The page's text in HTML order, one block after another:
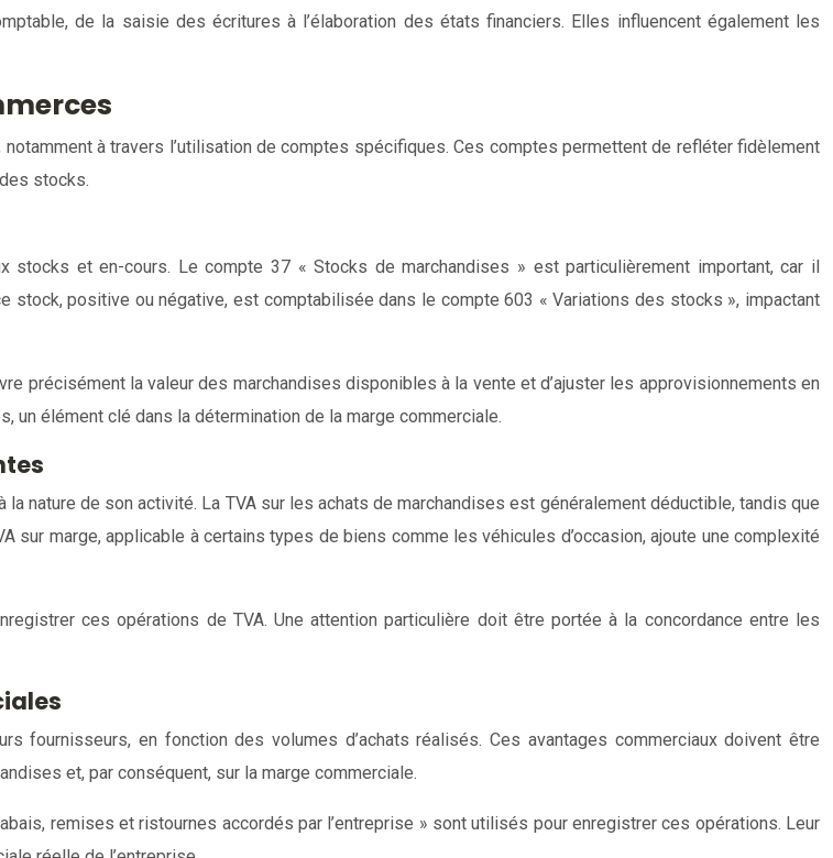
de la saisie des écritures à l’élaboration des états financiers. Elles influencent également les
à travers l’utilisation de comptes spécifiques. Ces comptes permettent de refléter fidèlement
stocks.
et en-cours. Le compte 37 « Stocks de marchandises » est particulièrement important, car il
stock, positive ou négative, est comptabilisée dans le compte 603 « Variations des stocks », impactant
précisément la valeur des marchandises disponibles à la vente et d’ajuster les approvisionnements en
un élément clé dans la détermination de la marge commerciale.
nature de son activité. La TVA sur les achats de marchandises est généralement déductible, tandis que
marge, applicable à certains types de biens comme les véhicules d’occasion, ajoute une complexité
ces opérations de TVA. Une attention particulière doit être portée à la concordance entre les
en fonction des volumes d’achats réalisés. Ces avantages commerciaux doivent être
et, par conséquent, sur la marge commerciale.
remises et ristournes accordés par l’entreprise » sont utilisés pour enregistrer ces opérations. Leur